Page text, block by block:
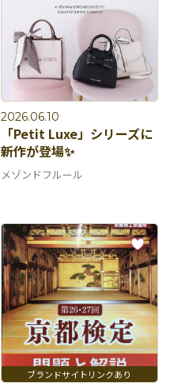
2026.06.10
「Petit Luxe」シリーズに
新作が登場✨
メゾンドフルール